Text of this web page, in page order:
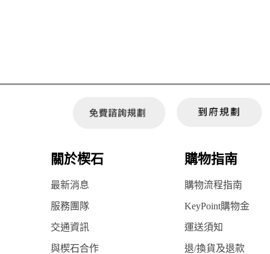
關於楔石 購物指南
最新消息 購物流程指南
服務團隊 KeyPoint購物金
交通資訊 運送須知
與楔石合作 退/換貨及退款